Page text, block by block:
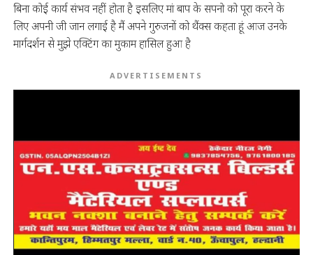
बिना कोई कार्य संभव नहीं होता है इसलिए मां बाप के सपनो को पूरा करने के
लिए अपनी जी जान लगाई है मैं अपने गुरुजनों को थैंक्स कहता हूं आज उनके
मार्गदर्शन से मुझे एक्टिंग का मुकाम हासिल हुआ है
ADVERTISEMENTS